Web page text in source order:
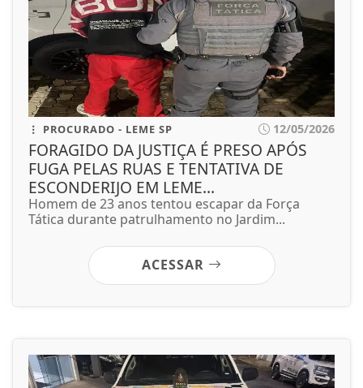
PROCURADO - LEME SP 12/05/2026
FORAGIDO DA JUSTIÇA É PRESO APÓS
FUGA PELAS RUAS E TENTATIVA DE
ESCONDERIJO EM LEME...
Homem de 23 anos tentou escapar da Força
Tática durante patrulhamento no Jardim...
ACESSAR